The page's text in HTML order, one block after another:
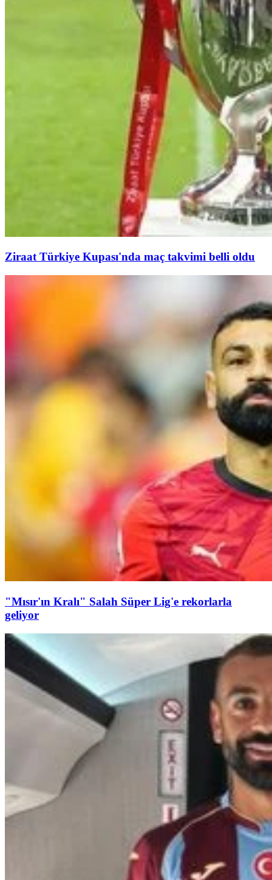
Ziraat Türkiye Kupası'nda maç takvimi belli oldu
"Mısır'ın Kralı" Salah Süper Lig'e rekorlarla
geliyor